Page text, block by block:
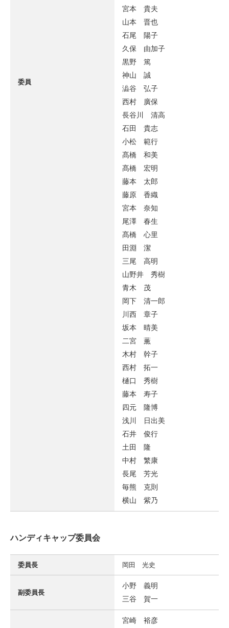
委員
宮本 貴夫
山本 晋也
石尾 陽子
久保 由加子
黒野 篤
神山 誠
澁谷 弘子
西村 廣保
長谷川 清高
石田 貴志
小松 範行
髙橋 和美
髙橋 宏明
藤本 太郎
藤原 香織
宮本 奈知
尾澤 春生
髙橋 心里
田淵 潔
三尾 高明
山野井 秀樹
青木 茂
岡下 清一郎
川西 章子
坂本 晴美
二宮 薫
木村 幹子
西村 拓一
樋口 秀樹
藤本 寿子
四元 隆博
浅川 日出美
石井 俊行
土田 隆
中村 繁康
長尾 芳光
毎熊 克則
横山 紫乃
ハンディキャップ委員会
委員長 岡田 光史
副委員長
小野 義明
三谷 賀一
宮崎 裕彦